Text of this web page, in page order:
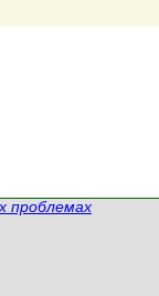
проблемах